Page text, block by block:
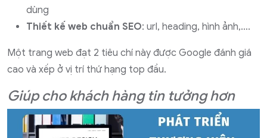
dùng
Thiết kế web chuẩn SEO: url, heading, hình ảnh,….
Một trang web đạt 2 tiêu chí này được Google đánh giá
cao và xếp ở vị trí thứ hạng top đầu.
Giúp cho khách hàng tin tưởng hơn